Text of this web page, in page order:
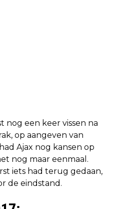
nog een keer vissen na
op aangeven van
Ajax nog kansen op
nog maar eenmaal.
iets had terug gedaan,
de eindstand.